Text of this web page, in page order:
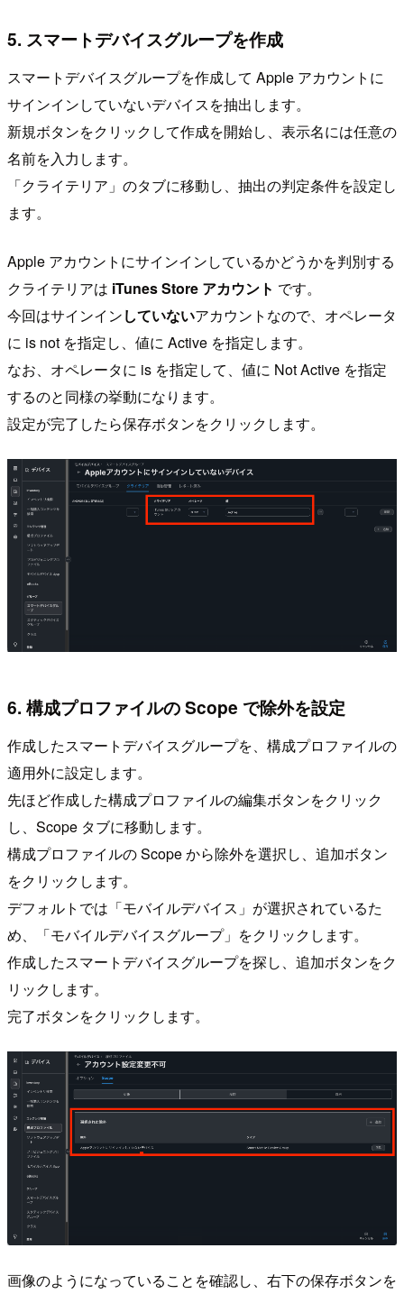
5. スマートデバイスグループを作成
スマートデバイスグループを作成して Apple アカウントに
サインインしていないデバイスを抽出します。
新規ボタンをクリックして作成を開始し、表示名には任意の
名前を入力します。
「クライテリア」のタブに移動し、抽出の判定条件を設定し
ます。
Apple アカウントにサインインしているかどうかを判別する
クライテリアは iTunes Store アカウント です。
今回はサインインしていないアカウントなので、オペレータ
に is not を指定し、値に Active を指定します。
なお、オペレータに is を指定して、値に Not Active を指定
するのと同様の挙動になります。
設定が完了したら保存ボタンをクリックします。
6. 構成プロファイルの Scope で除外を設定
作成したスマートデバイスグループを、構成プロファイルの
適用外に設定します。
先ほど作成した構成プロファイルの編集ボタンをクリック
し、Scope タブに移動します。
構成プロファイルの Scope から除外を選択し、追加ボタン
をクリックします。
デフォルトでは「モバイルデバイス」が選択されているた
め、「モバイルデバイスグループ」をクリックします。
作成したスマートデバイスグループを探し、追加ボタンをク
リックします。
完了ボタンをクリックします。
画像のようになっていることを確認し、右下の保存ボタンを